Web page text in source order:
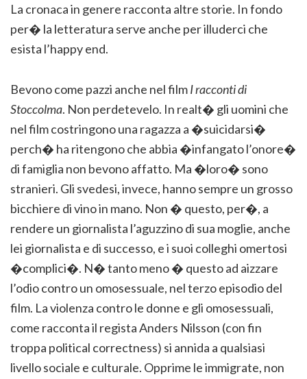
La cronaca in genere racconta altre storie. In fondo
per� la letteratura serve anche per illuderci che
esista l’happy end.
Bevono come pazzi anche nel filmI racconti di
Stoccolma. Non perdetevelo. In realt� gli uomini che
nel film costringono una ragazza a �suicidarsi�
perch� ha ritengono che abbia �infangato l’onore�
di famiglia non bevono affatto. Ma �loro� sono
stranieri. Gli svedesi, invece, hanno sempre un grosso
bicchiere di vino in mano. Non � questo, per�, a
rendere un giornalista l’aguzzino di sua moglie, anche
lei giornalista e di successo, e i suoi colleghi omertosi
�complici�. N� tanto meno � questo ad aizzare
l’odio contro un omosessuale, nel terzo episodio del
film. La violenza contro le donne e gli omosessuali,
come racconta il regista Anders Nilsson (con fin
troppa political correctness) si annida a qualsiasi
livello sociale e culturale. Opprime le immigrate, non